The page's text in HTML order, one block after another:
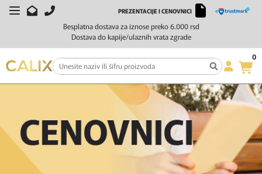
Besplatna dostava za iznose preko 6.000 rsd
Dostava do kapije/ulaznih vrata zgrade
PREZENTACIJE I CENOVNICI
0